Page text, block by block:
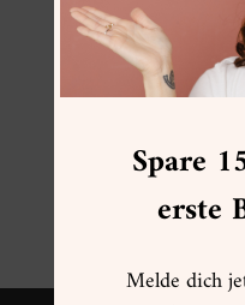
Spare
erste
Melde dich